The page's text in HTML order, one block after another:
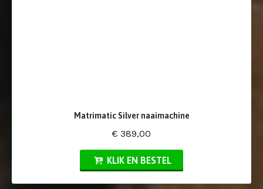
Matrimatic Silver naaimachine
€ 389,00
KLIK EN BESTEL